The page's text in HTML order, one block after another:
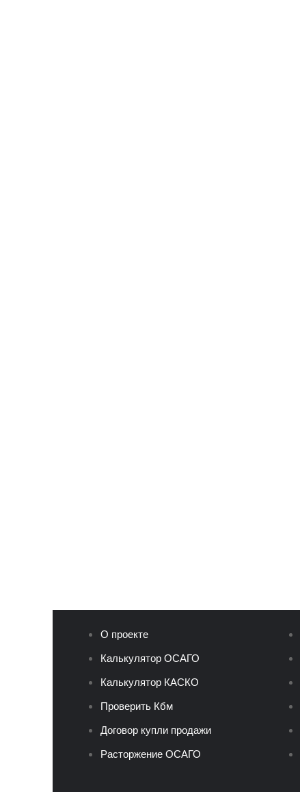
О проекте
Калькулятор ОСАГО
Калькулятор КАСКО
Проверить Кбм
Договор купли продажи
Расторжение ОСАГО